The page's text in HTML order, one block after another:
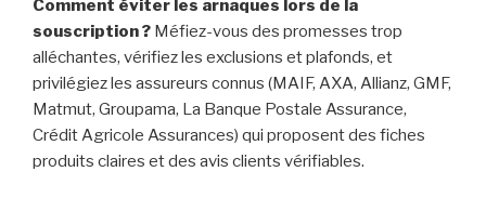
Comment éviter les arnaques lors de la
souscription ? Méfiez-vous des promesses trop
alléchantes, vérifiez les exclusions et plafonds, et
privilégiez les assureurs connus (MAIF, AXA, Allianz, GMF,
Matmut, Groupama, La Banque Postale Assurance,
Crédit Agricole Assurances) qui proposent des fiches
produits claires et des avis clients vérifiables.